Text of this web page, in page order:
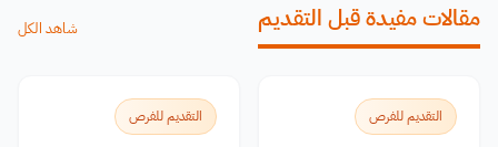
مقالات مفيدة قبل التقديم شاهد الكل
التقديم للفرص التقديم للفرص